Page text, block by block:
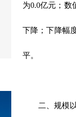
为0.0亿元；数
下降；下降幅
平。
二、规模以